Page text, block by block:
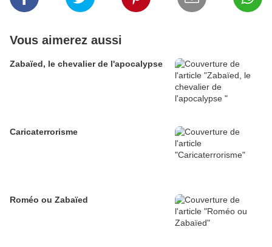
Vous aimerez aussi
Zabaïed, le chevalier de l'apocalypse
Caricaterrorisme
Roméo ou Zabaïed